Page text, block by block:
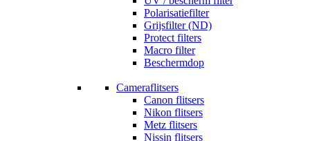
Polarisatiefilter
Grijsfilter (ND)
Protect filters
Macro filter
Beschermdop
Cameraflitsers
Canon flitsers
Nikon flitsers
Metz flitsers
Nissin flitsers